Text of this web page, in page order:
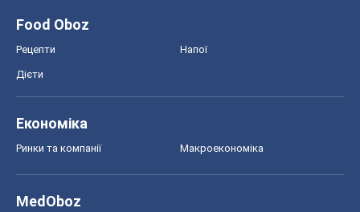
Food Oboz
Рецепти Напої
Дієти
Економіка
Ринки та компанії Макроекономіка
MedOboz